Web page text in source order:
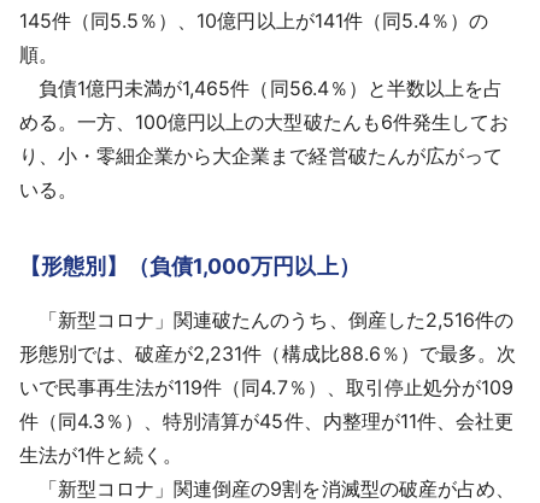
145件（同5.5％）、10億円以上が141件（同5.4％）の
順。
負債1億円未満が1,465件（同56.4％）と半数以上を占
める。一方、100億円以上の大型破たんも6件発生してお
り、小・零細企業から大企業まで経営破たんが広がって
いる。
【形態別】（負債1,000万円以上）
「新型コロナ」関連破たんのうち、倒産した2,516件の
形態別では、破産が2,231件（構成比88.6％）で最多。次
いで民事再生法が119件（同4.7％）、取引停止処分が109
件（同4.3％）、特別清算が45件、内整理が11件、会社更
生法が1件と続く。
「新型コロナ」関連倒産の9割を消滅型の破産が占め、